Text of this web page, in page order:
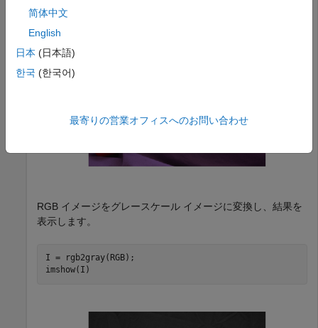
RGB イメージをグレースケール イメージに変換し、結果を
表示します。
I = rgb2gray(RGB);
imshow(I)
简体中文
English
日本 (日本語)
한국 (한국어)
最寄りの営業オフィスへのお問い合わせ